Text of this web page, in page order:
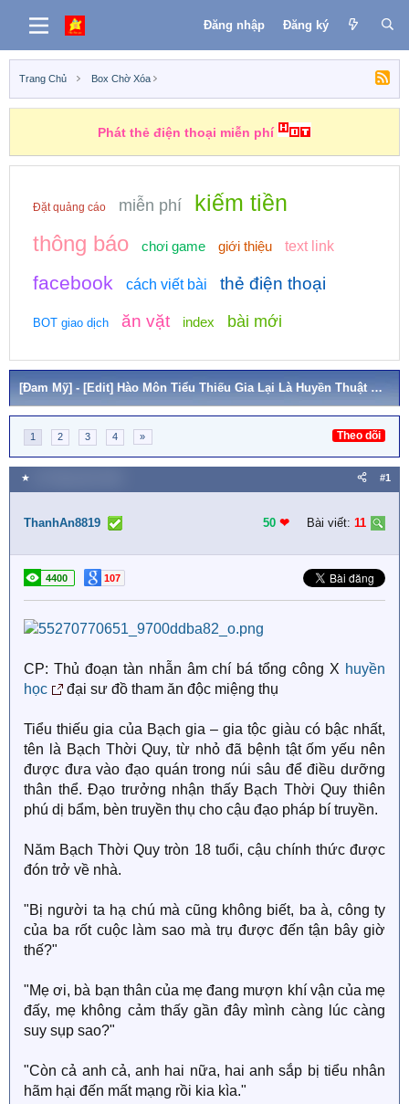
Đăng nhập Đăng ký
Trang Chủ Box Chờ Xóa
Phát thẻ điện thoại miễn phí
Những nhiệm vụ kiếm tiền
Đặt quảng cáo miễn phí kiếm tiền
thông báo chơi game giới thiệu text link
facebook cách viết bài thẻ điện thoại
BOT giao dịch ăn vặt index bài mới
[Đam Mỹ] - [Edit] Hào Môn Tiểu Thiếu Gia Lại Là Huyền Thuật Đệ Nhất - Nỗ Lực Trám Cú Nhất Bách Vạn
1 2 3 4 » Theo dõi
★ #1
ThanhAn8819 50 ❤︎ Bài viết: 11
4400 107
CP: Thủ đoạn tàn nhẫn âm chí bá tổng công X huyền
học
đại sư đồ tham ăn độc miệng thụ
Tiểu thiếu gia của Bạch gia – gia tộc giàu có bậc nhất,
tên là Bạch Thời Quy, từ nhỏ đã bệnh tật ốm yếu nên
được đưa vào đạo quán trong núi sâu để điều dưỡng
thân thể. Đạo trưởng nhận thấy Bạch Thời Quy thiên
phú dị bẩm, bèn truyền thụ cho cậu đạo pháp bí truyền.
Năm Bạch Thời Quy tròn 18 tuổi, cậu chính thức được
đón trở về nhà.
"Bị người ta hạ chú mà cũng không biết, ba à, công ty
của ba rốt cuộc làm sao mà trụ được đến tận bây giờ
thế?"
"Mẹ ơi, bà bạn thân của mẹ đang mượn khí vận của mẹ
đấy, mẹ không cảm thấy gần đây mình càng lúc càng
suy sụp sao?"
"Còn cả anh cả, anh hai nữa, hai anh sắp bị tiểu nhân
hãm hại đến mất mạng rồi kia kìa."